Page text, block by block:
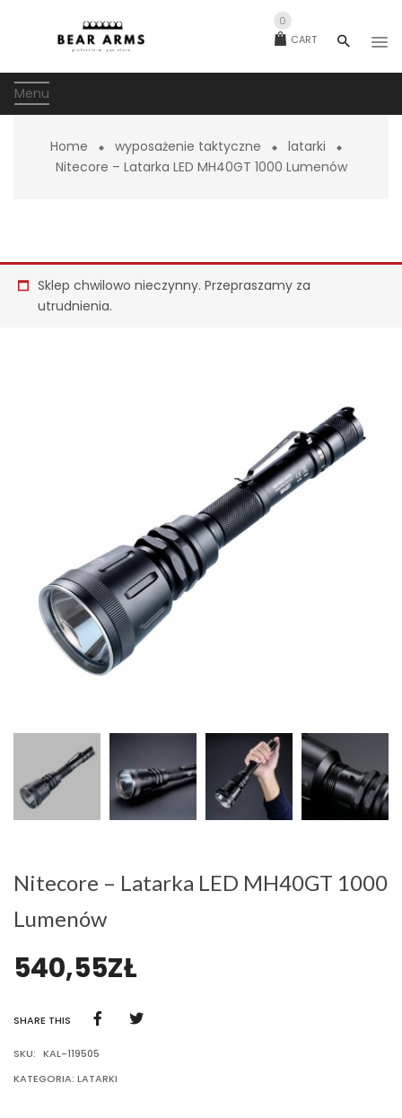
CART
0
Menu
Home wyposażenie taktyczne
latarki
Nitecore – Latarka LED MH40GT 1000 Lumenów
Sklep chwilowo nieczynny. Przepraszamy za
utrudnienia.
Nitecore – Latarka LED MH40GT 1000
Lumenów
540,55ZŁ
SHARE THIS
SKU: KAL-119505
KATEGORIA: LATARKI